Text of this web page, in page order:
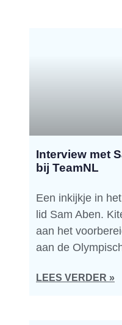
Interview met
bij TeamNL
Een inkijkje in
lid Sam Aben.
aan het
aan de
LEES VERDER »